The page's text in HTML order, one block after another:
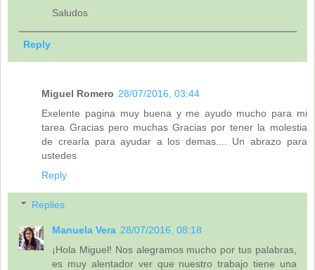
Saludos
Reply
Miguel Romero 28/07/2016, 03:44
Exelente pagina muy buena y me ayudo mucho para mi
tarea Gracias pero muchas Gracias por tener la molestia
de crearla para ayudar a los demas.... Un abrazo para
ustedes
Reply
Replies
Manuela Vera 28/07/2016, 08:18
¡Hola Miguel! Nos alegramos mucho por tus palabras,
es muy alentador ver que nuestro trabajo tiene una